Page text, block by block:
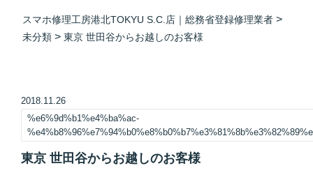
スマホ修理工房港北TOKYU S.C.店｜総務省登録修理業者 >
未分類 > 東京 世田谷からお越しのお客様
2018.11.26
%e6%9d%b1%e4%ba%ac-
東京 世田谷からお越しのお客様